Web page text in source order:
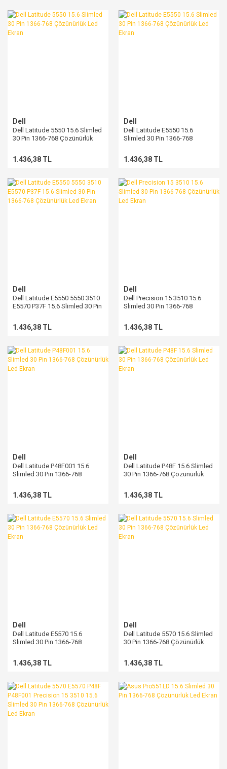
Dell
Dell Latitude 5550 15.6 Slimled
30 Pin 1366-768 Çözünürlük
1.436,38 TL
Dell
Dell Latitude E5550 15.6
Slimled 30 Pin 1366-768
1.436,38 TL
Dell
Dell Latitude E5550 5550 3510
E5570 P37F 15.6 Slimled 30 Pin
Ekran
1.436,38 TL
Dell
Dell Precision 15 3510 15.6
Slimled 30 Pin 1366-768
1.436,38 TL
Dell
Dell Latitude P48F001 15.6
Slimled 30 Pin 1366-768
1.436,38 TL
Dell
Dell Latitude P48F 15.6 Slimled
30 Pin 1366-768 Çözünürlük
1.436,38 TL
Dell
Dell Latitude E5570 15.6
Slimled 30 Pin 1366-768
1.436,38 TL
Dell
Dell Latitude 5570 15.6 Slimled
30 Pin 1366-768 Çözünürlük
1.436,38 TL